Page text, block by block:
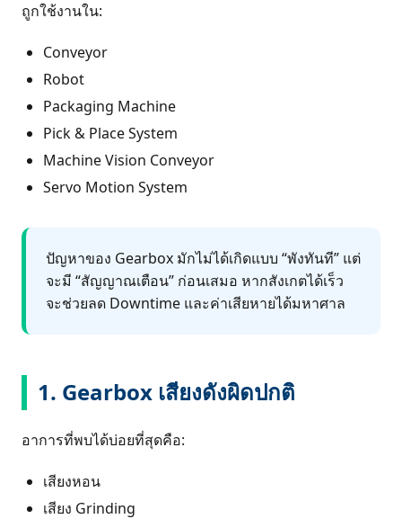
ถูกใช้งานใน:
Conveyor
Robot
Packaging Machine
Pick & Place System
Machine Vision Conveyor
Servo Motion System
ปัญหาของ Gearbox มักไม่ได้เกิดแบบ “พังทันที” แต่
จะมี “สัญญาณเตือน” ก่อนเสมอ หากสังเกตได้เร็ว
จะช่วยลด Downtime และค่าเสียหายได้มหาศาล
1. Gearbox เสียงดังผิดปกติ
อาการที่พบได้บ่อยที่สุดคือ:
เสียงหอน
เสียง Grinding